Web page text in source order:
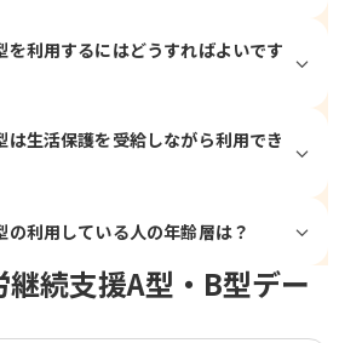
を利用するにはどうすればよいです
は生活保護を受給しながら利用でき
の利用している人の年齢層は？
続支援A型・B型デー